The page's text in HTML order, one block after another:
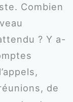
Combien
? Y a-
de